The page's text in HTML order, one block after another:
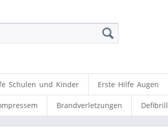
Schulen und Kinder Erste Hilfe Augen
Brandverletzungen